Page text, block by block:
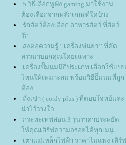
5 วิธีเลือกหูฟัง gaming มาใช้งาน
ต้องเลือกจากหลักเกณฑ์ใดบ้าง
รักสัตว์ต้องเลือก อาหารสัตว์ ที่สัตว์
รัก
ส่งต่อความรู้ ‘’เครื่องพ่นยา’’ ที่คัด
สรรมาบอกคุณโดยเฉพาะ
เครื่องปั๊มนมมีกี่ประเภท เลือกใช้แบบ
ไหนให้เหมาะสม พร้อมวิธีปั๊มนมที่ถูก
ต้อง
ถั่งเช่า ( cordy plus ) ที่ตอบโจทย์และ
น่าไว้วางใจ
กระทะเทฟล่อน 3 รุ่นราคาประหยัด
ห้คุณเสิร์ฟความอร่อยได้ทุกเมนู
เตาแม่เหล็กไฟฟ้า ราคาไม่แพง เสิร์ฟ